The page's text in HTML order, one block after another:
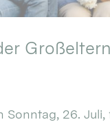
Sonntag, 26. Juli,